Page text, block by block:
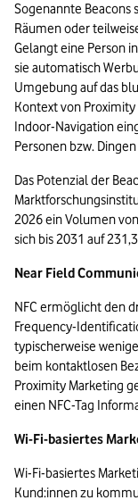
Sogenannte Beacons
Räumen oder
Gelangt eine Person
sie automatisch
Umgebung auf das
Kontext von
Indoor-Navigation
Personen bzw.
Das Potenzial der
2026 ein Volumen
sich bis 2031 auf
Near Field
NFC ermöglicht den
Frequency-
typischerweise
beim kontaktlosen
Proximity Marketing
einen NFC-Tag
Wi-Fi-basiertes
Wi-Fi-basiertes
Kund:innen zu